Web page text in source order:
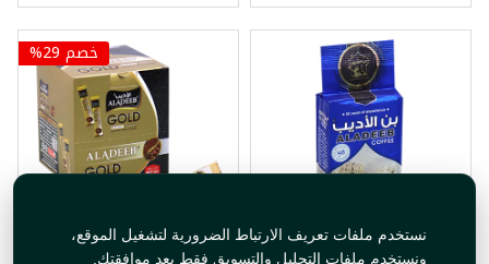
نستخدم ملفات تعريف الارتباط الضرورية لتشغيل الموقع،
ونستخدم ملفات التحليل والتسويق فقط بعد موافقتك.
بن الاديب هال اكسترا ازرق
خصم 29%
قهوة غولد سريعة التحضير